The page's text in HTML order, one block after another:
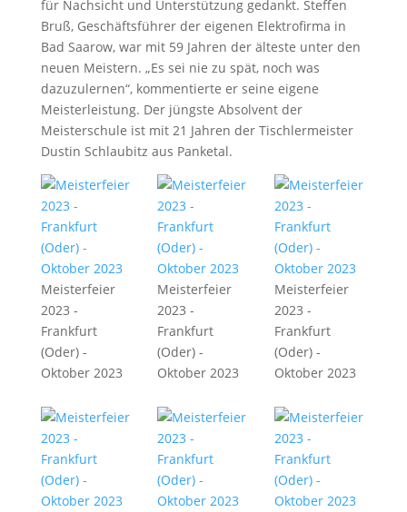
für Nachsicht und Unterstützung gedankt. Steffen
Bruß, Geschäftsführer der eigenen Elektrofirma in
Bad Saarow, war mit 59 Jahren der älteste unter den
neuen Meistern. „Es sei nie zu spät, noch was
dazuzulernen“, kommentierte er seine eigene
Meisterleistung. Der jüngste Absolvent der
Meisterschule ist mit 21 Jahren der Tischlermeister
Dustin Schlaubitz aus Panketal.
Meisterfeier
2023 -
Frankfurt
(Oder) -
Oktober 2023
Meisterfeier
2023 -
Frankfurt
(Oder) -
Oktober 2023
Meisterfeier
2023 -
Frankfurt
(Oder) -
Oktober 2023